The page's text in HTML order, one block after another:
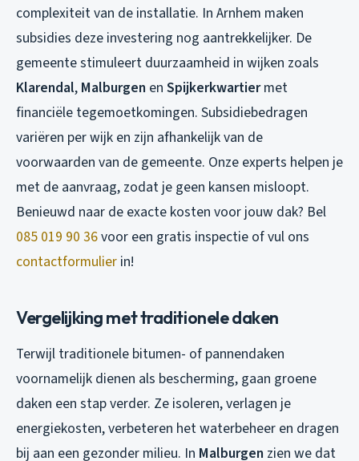
complexiteit van de installatie. In Arnhem maken
subsidies deze investering nog aantrekkelijker. De
gemeente stimuleert duurzaamheid in wijken zoals
Klarendal, Malburgen en Spijkerkwartiermet
financiële tegemoetkomingen. Subsidiebedragen
variëren per wijk en zijn afhankelijk van de
voorwaarden van de gemeente. Onze experts helpen je
met de aanvraag, zodat je geen kansen misloopt.
Benieuwd naar de exacte kosten voor jouw dak? Bel
085 019 90 36voor een gratis inspectie of vul ons
contactformulier in!
Vergelijking met traditionele daken
Terwijl traditionele bitumen- of pannendaken
voornamelijk dienen als bescherming, gaan groene
daken een stap verder. Ze isoleren, verlagen je
energiekosten, verbeteren het waterbeheer en dragen
bij aan een gezonder milieu. In Malburgen zien we dat